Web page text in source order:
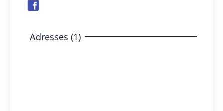
Adresses (1)